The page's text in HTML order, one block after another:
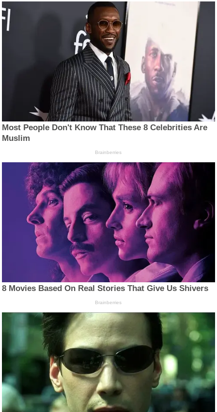
Most People Don't Know That These 8 Celebrities Are
Muslim
Brainberries
8 Movies Based On Real Stories That Give Us Shivers
Brainberries